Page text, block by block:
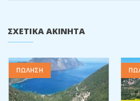
ΣΧΕΤΙΚΆ ΑΚΊΝΗΤΑ
ΠΩΛΗΣΗ